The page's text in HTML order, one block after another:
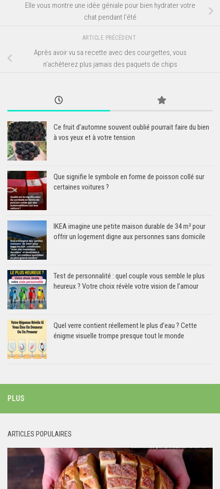
Elle vous montre une idée géniale pour bien hydrater votre
chat pendant l’été
ARTICLE PRÉCÉDENT
Après avoir vu sa recette avec des courgettes, vous
n’achèterez plus jamais des paquets de chips
Ce fruit d’automne souvent oublié pourrait faire du bien
à vos yeux et à votre tension
Que signifie le symbole en forme de poisson collé sur
certaines voitures ?
IKEA imagine une petite maison durable de 34 m² pour
offrir un logement digne aux personnes sans domicile
Test de personnalité : quel couple vous semble le plus
heureux ? Votre choix révèle votre vision de l’amour
Quel verre contient réellement le plus d’eau ? Cette
énigme visuelle trompe presque tout le monde
PLUS
ARTICLES POPULAIRES